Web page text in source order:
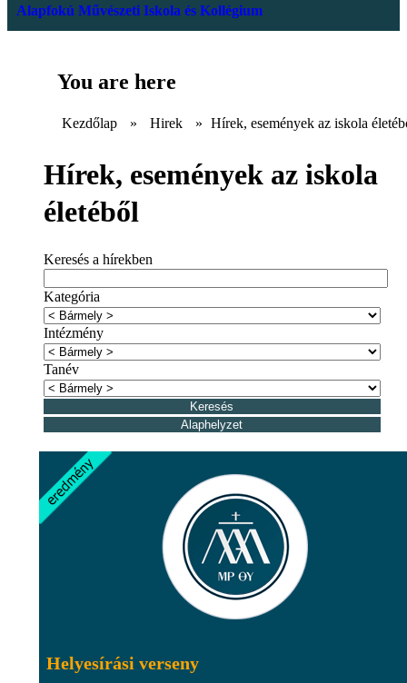
Alapfokú Művészeti Iskola és Kollégium
You are here
Kezdőlap » Hirek » Hírek, események az iskola
Hírek, események az iskola
életéből
Keresés a hírekben
Kategória
Intézmény
Tanév
Helyesírási verseny